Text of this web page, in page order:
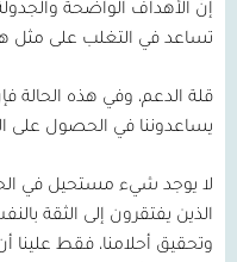
إنّ الأهداف الواضحة
تساعد في التغلب على مثل
قلة الدعم، وفي هذه الحالة
يساعدوننا في الحصول على
لا يوجد شيء مستحيل في
الذين يفتقرون إلى الثقة
وتحقيق أحلامنا، فقط علينا